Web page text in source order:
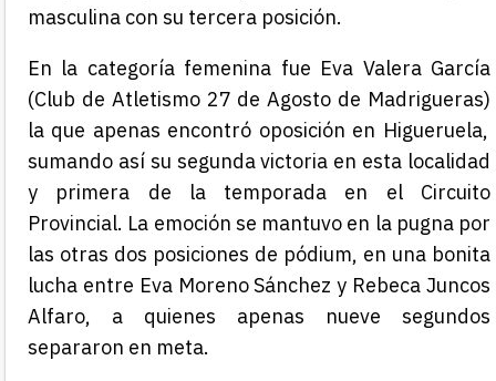
masculina con su tercera posición.
En la categoría femenina fue Eva Valera García
(Club de Atletismo 27 de Agosto de Madrigueras)
la que apenas encontró oposición en Higueruela,
sumando así su segunda victoria en esta localidad
y primera de la temporada en el Circuito
Provincial. La emoción se mantuvo en la pugna por
las otras dos posiciones de pódium, en una bonita
lucha entre Eva Moreno Sánchez y Rebeca Juncos
Alfaro, a quienes apenas nueve segundos
separaron en meta.